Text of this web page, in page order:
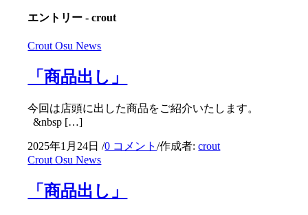
エントリー - crout
Crout Osu News
「商品出し」
今回は店頭に出した商品をご紹介いたします。
&nbsp […]
2025年1月24日 /0 コメント/作成者:crout
Crout Osu News
「商品出し」